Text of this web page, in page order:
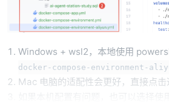
Windows + wsl2，本地使用
docker-compose-environment-
Mac 电脑的适配性会更好，直接点